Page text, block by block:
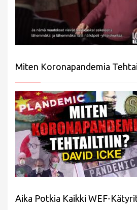
Miten Koronapandemia
Aika Potkia Kaikki WEF-